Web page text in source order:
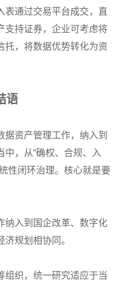
表通过交易平台成交，直
支持证券，企业可考虑将
托，将数据优势转化为资
语
据资产管理工作，纳入到
中，从“确权、合规、入
性闭环治理。核心就是要
纳入到国企改革、数字化
规划相协同。
组织，统一研究适应于当